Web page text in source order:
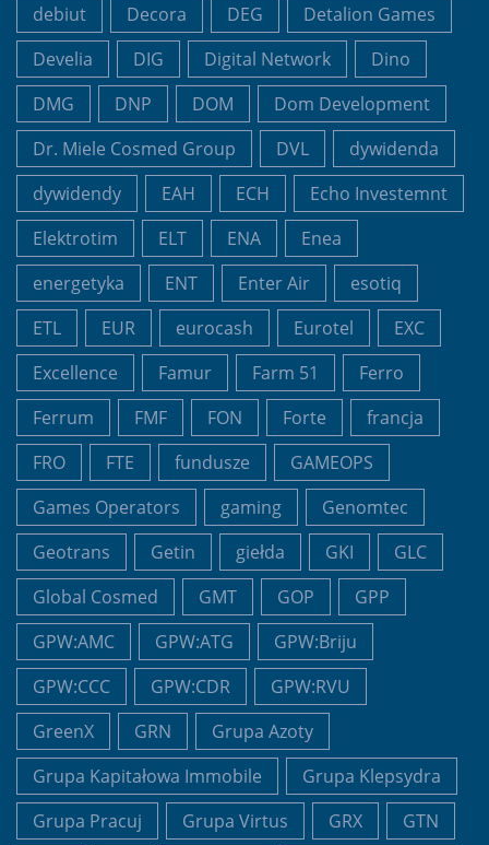
debiut
Decora DEG
Detalion Games
Develia
DIG Digital Network
Dino
DMG
DNP DOM
Dom Development
Dr. Miele Cosmed Group
DVL
dywidenda
dywidendy
EAH ECH
Echo Investemnt
Elektrotim
ELT ENA
Enea
energetyka
ENT Enter Air
esotiq
ETL
EUR eurocash Eurotel
EXC
Excellence
Famur Farm 51
Ferro
Ferrum
FMF FON Forte
francja
FRO
FTE fundusze
GAMEOPS
Games Operators
gaming
Genomtec
Geotrans
Getin giełda GKI
GLC
Global Cosmed
GMT GOP
GPP
GPW:AMC
GPW:ATG
GPW:Briju
GPW:CCC
GPW:CDR
GPW:RVU
GreenX
GRN
Grupa Azoty
Grupa Kapitałowa Immobile
Grupa Klepsydra
Grupa Pracuj
Grupa Virtus GRX
GTN